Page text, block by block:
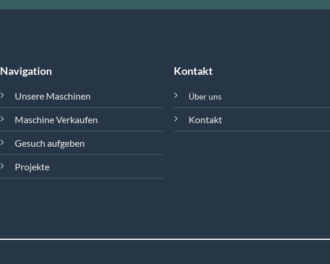
Navigation
Unsere Maschinen
Maschine Verkaufen
Gesuch aufgeben
Projekte
Kontakt
Über uns
Kontakt